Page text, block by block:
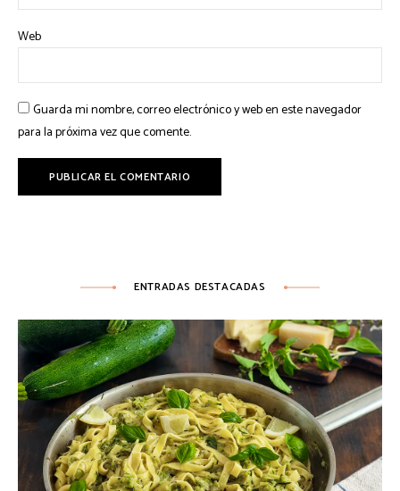
Web
Guarda mi nombre, correo electrónico y web en este navegador
para la próxima vez que comente.
ENTRADAS DESTACADAS